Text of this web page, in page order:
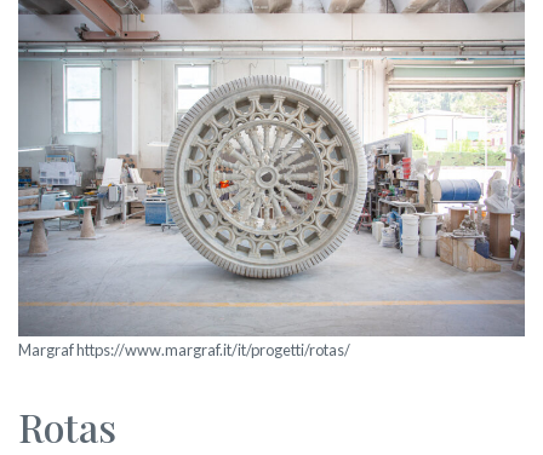
Margraf https://www.margraf.it/it/progetti/rotas/
Rotas